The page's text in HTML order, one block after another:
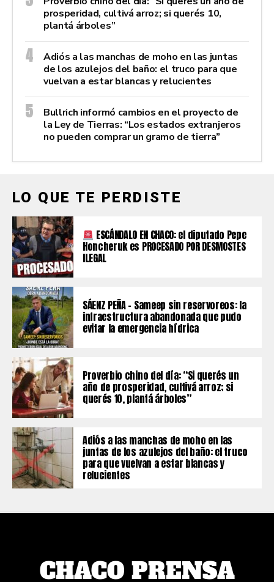
prosperidad, cultivá arroz; si querés 10,
plantá árboles”
Adiós a las manchas de moho en las juntas
de los azulejos del baño: el truco para que
vuelvan a estar blancas y relucientes
Bullrich informó cambios en el proyecto de
la Ley de Tierras: “Los estados extranjeros
no pueden comprar un gramo de tierra”
LO QUE TE PERDISTE
ESCÁNDALO EN CHACO: el diputado Pepe
Honcheruk es PROCESADO POR DESMOSTES
ILEGAL
SÁENZ PEÑA – Sameep sin reservoreos: la
infraestructura abandonada que pudo
evitar la emergencia hídrica
Proverbio chino del día: “Si querés un
año de prosperidad, cultivá arroz; si
querés 10, plantá árboles”
Adiós a las manchas de moho en las
juntas de los azulejos del baño: el truco
para que vuelvan a estar blancas y
relucientes